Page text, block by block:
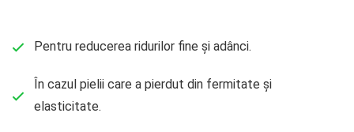
Pentru reducerea ridurilor fine și adânci.
În cazul pielii care a pierdut din fermitate și
elasticitate.